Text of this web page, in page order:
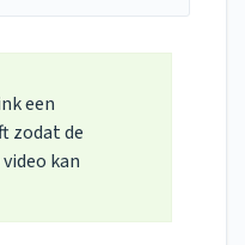
een
zodat de
kan